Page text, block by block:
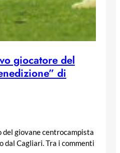
giocatore del
di
giovane centrocampista
dal Cagliari. Tra i commenti